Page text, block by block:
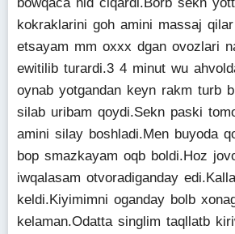
kokraklarini goh amini massaj
etsayam mm oxxx dgan ovozlari
ewitilib turardi.3 4 minut wu
oynab yotgandan keyn rakm turb
silab uribam qoydi.Sekn paski
amini silay boshladi.Men buyoda
bop smazkayam oqb boldi.Hoz
iwqalasam otvoradiganday
keldi.Kiyimimni oganday bolb
kelaman.Odatta singlim taqllatb